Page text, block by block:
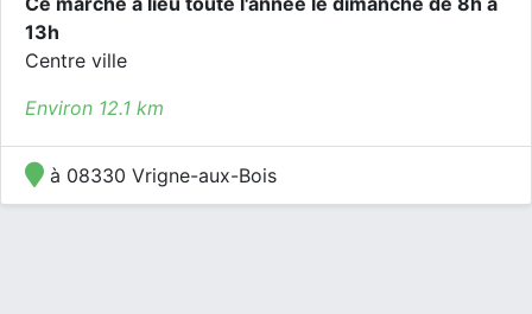
13h
Centre ville
Environ 12.1 km
à 08330 Vrigne-aux-Bois